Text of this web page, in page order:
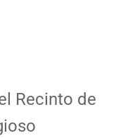
Recinto de